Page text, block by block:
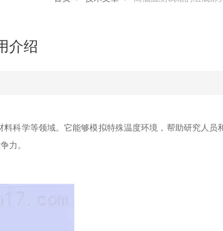
介绍
科学等领域。它能够模拟特殊温度环境，帮助研究人员
力。